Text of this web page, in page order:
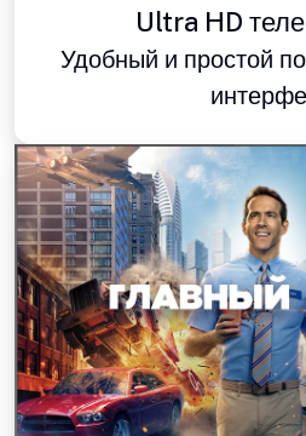
Ultra HD
Удобный и простой